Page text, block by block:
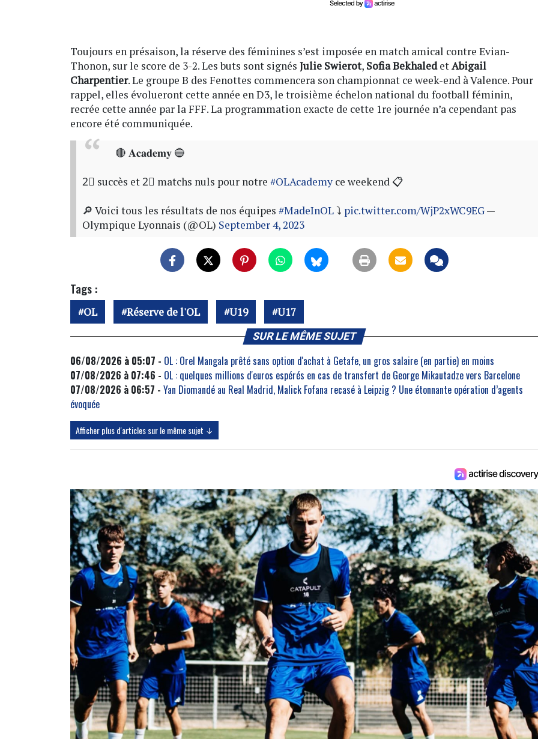
Toujours en présaison, la réserve des féminines s’est imposée en match amical contre Evian-
Thonon, sur le score de 3-2. Les buts sont signés Julie Swierot, Sofia BekhaledetAbigail
Charpentier. Le groupe B des Fenottes commencera son championnat ce week-end à Valence. Pour
rappel, elles évolueront cette année en D3, le troisième échelon national du football féminin,
recrée cette année par la FFF. La programmation exacte de cette 1re journée n’a cependant pas
encore été communiquée.
🔴 𝐀𝐜𝐚𝐝𝐞𝐦𝐲 🔵
2⃣ succès et 2⃣ matchs nuls pour notre #OLAcademy ce weekend 📋
🔎 Voici tous les résultats de nos équipes #MadeInOL⤵ pic.twitter.com/WjP2xWC9EG—
Olympique Lyonnais (@OL) September 4, 2023
Tags :
OL Réserve de l'OL U19 U17
SUR LE MÊME SUJET
06/08/2026 à 05:07 - OL : Orel Mangala prêté sans option d'achat à Getafe, un gros salaire (en partie) en moins
07/08/2026 à 07:46 - OL : quelques millions d'euros espérés en cas de transfert de George Mikautadze vers Barcelone
07/08/2026 à 06:57 - Yan Diomandé au Real Madrid, Malick Fofana recasé à Leipzig ? Une étonnante opération d’agents
évoquée
Afficher plus d'articles sur le même sujet ↓